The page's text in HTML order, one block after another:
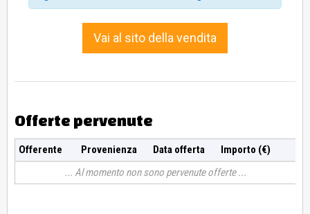
Vai al sito della vendita
Offerte pervenute
Offerente Provenienza Data offerta
Importo (€)
Al momento non sono pervenute offerte